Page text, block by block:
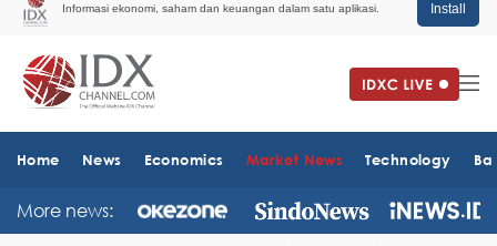
Informasi ekonomi, saham dan keuangan dalam satu aplikasi. Install
Home News Economics Market News Technology
More news: